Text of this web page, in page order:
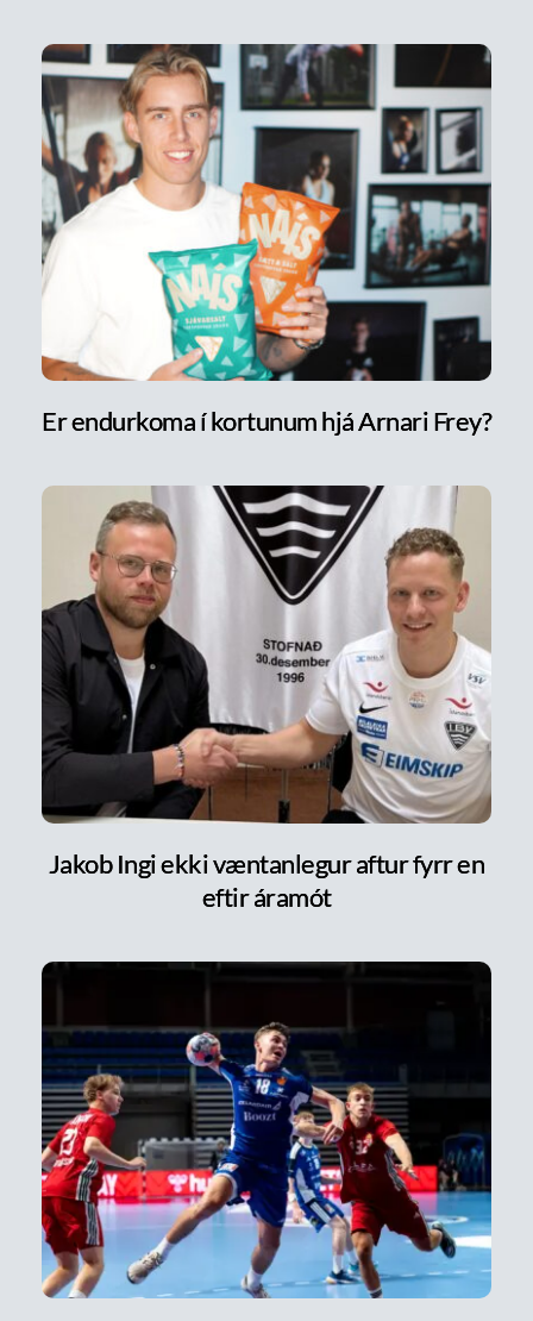
Er endurkoma í kortunum hjá Arnari Frey?
Jakob Ingi ekki væntanlegur aftur fyrr en
eftir áramót